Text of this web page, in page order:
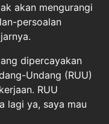
akan mengurangi
persoalan
dipercayakan
Undang (RUU)
RUU
lagi ya, saya mau